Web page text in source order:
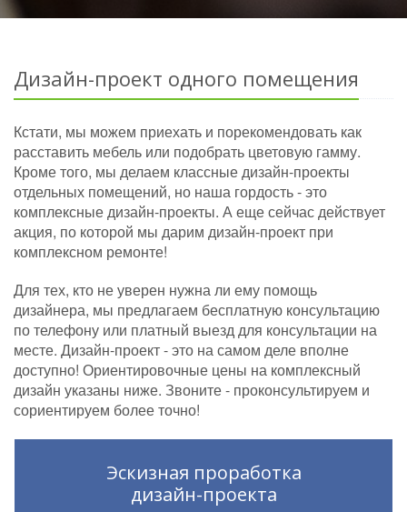
Дизайн-проект одного помещения
Кстати, мы можем приехать и порекомендовать как
расставить мебель или подобрать цветовую гамму.
Кроме того, мы делаем классные дизайн-проекты
отдельных помещений, но наша гордость - это
комплексные дизайн-проекты. А еще сейчас действует
акция, по которой мы дарим дизайн-проект при
комплексном ремонте!
Для тех, кто не уверен нужна ли ему помощь
дизайнера, мы предлагаем бесплатную консультацию
по телефону или платный выезд для консультации на
месте. Дизайн-проект - это на самом деле вполне
доступно! Ориентировочные цены на комплексный
дизайн указаны ниже. Звоните - проконсультируем и
сориентируем более точно!
Эскизная проработка
дизайн-проекта